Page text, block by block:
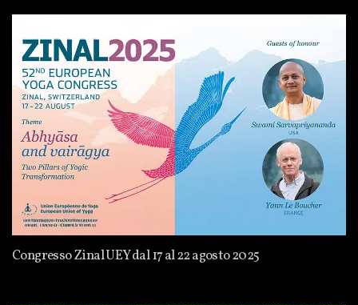
Congresso Zinal UEY dal 17 al 22 agosto 2025